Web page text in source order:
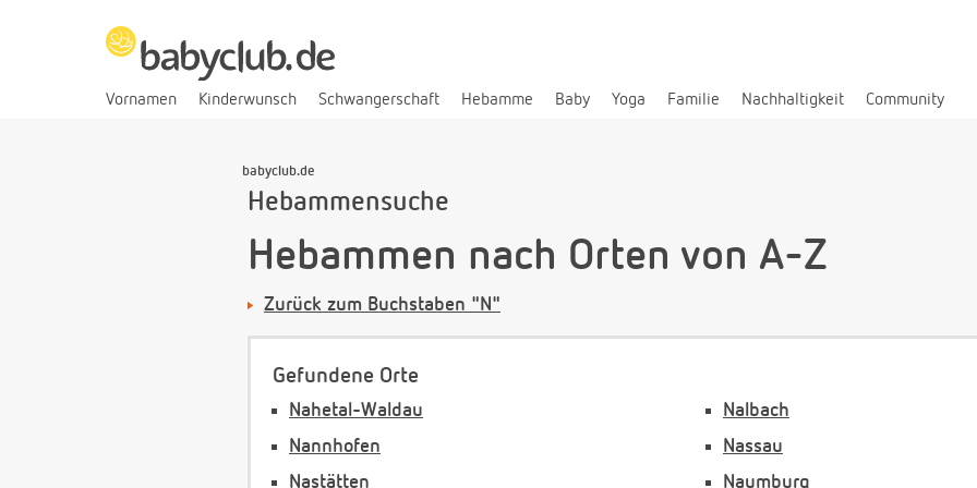
Vornamen Kinderwunsch Schwangerschaft Hebamme Baby Yoga Familie Nachhaltigkeit Community
babyclub.de
Hebammensuche
Hebammen nach Orten von A-Z
Zurück zum Buchstaben "N"
Gefundene Orte
Nahetal-Waldau
Nalbach
Nannhofen
Nassau
Nastätten
Naumburg